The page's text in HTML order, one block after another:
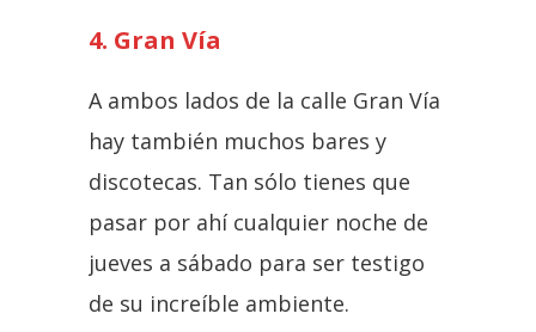
4. Gran Vía
A ambos lados de la calle Gran Vía
hay también muchos bares y
discotecas. Tan sólo tienes que
pasar por ahí cualquier noche de
jueves a sábado para ser testigo
de su increíble ambiente.